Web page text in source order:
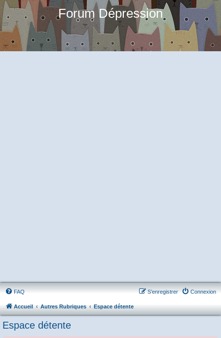
Forum Dépression
FAQ Connexion
S’enregistrer
Accueil Autres Rubriques Espace détente
Espace détente